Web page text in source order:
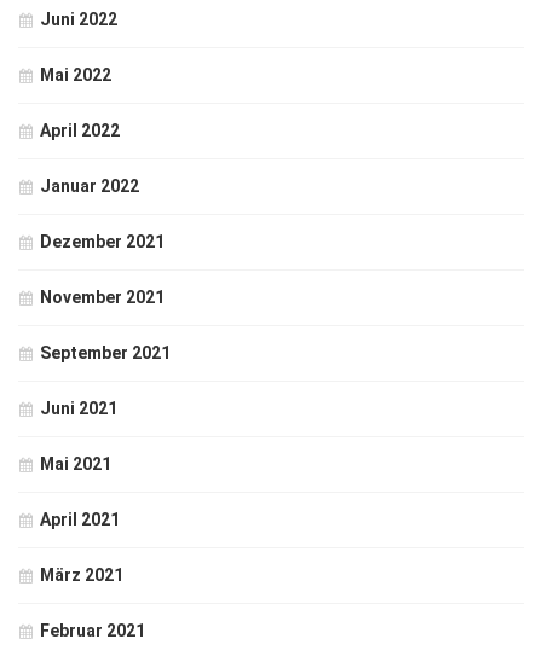
Juni 2022
Mai 2022
April 2022
Januar 2022
Dezember 2021
November 2021
September 2021
Juni 2021
Mai 2021
April 2021
März 2021
Februar 2021